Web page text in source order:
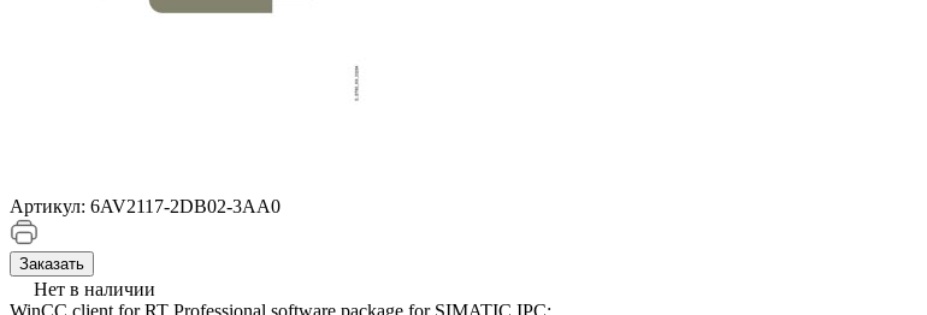
Артикул: 6AV2117-2DB02-3AA0
Заказать
Нет в наличии
WinCC client for RT Professional software package for SIMATIC IPC;